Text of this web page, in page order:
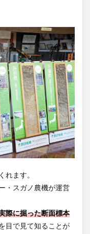
れます。
・スガノ農機が運営
際に掘った断面標本
目で見て知ることが